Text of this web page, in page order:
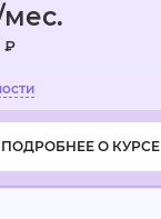
мес.
₽
ПОДРОБНЕЕ О КУРСЕ